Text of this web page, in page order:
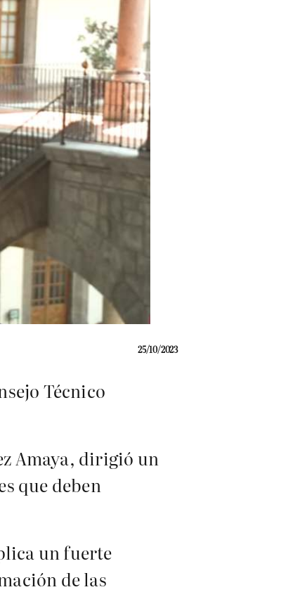
25/10/2023
Técnico
Amaya, dirigió un
que deben
un fuerte
de las